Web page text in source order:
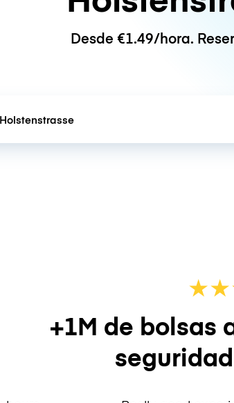
Desde €1.49/hora.
★★
+1M de bolsas
seguridad